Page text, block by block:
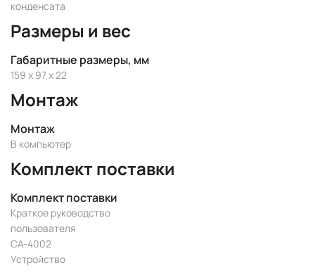
конденсата
Размеры и вес
Габаритные размеры, мм
159 x 97 x 22
Монтаж
Монтаж
В компьютер
Комплект поставки
Комплект поставки
Краткое руководство
пользователя
CA-4002
Устройство